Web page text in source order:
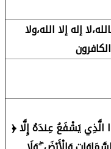
إله إلا الله،ولا
﴿ اللَّهُ لَا إِلَٰهَ إِلَّا هُوَ الْحَيُّ الْقَيُّومُ ۚ لَا تَأْخُذُهُ سِنَةٌ وَلَا نَوْمٌ ۚ لَّهُ مَا فِي السَّمَاوَاتِ وَمَا فِي الْأَرْضِ ۗ مَن ذَا الَّذِي يَشْفَعُ عِندَهُ إِلَّا